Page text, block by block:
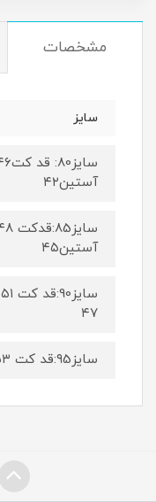
مشخصات
سایز
آستین۴۲
آستین۴۵
۴۷
سایز۹5:قد کت ۵۳ عرض ۴۱ قد شلوار۹۱ آستین۴۹